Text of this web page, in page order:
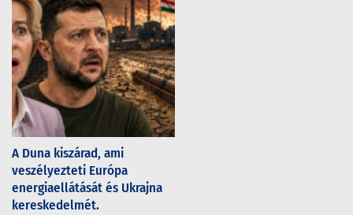
A Duna kiszárad, ami
veszélyezteti Európa
energiaellátását és Ukrajna
kereskedelmét.